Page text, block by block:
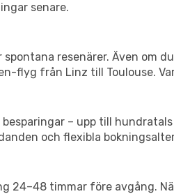
senare.
resenärer. Även om
flyg från Linz till Toulouse.
– upp till
och flexibla
24–48 timmar före avgång.